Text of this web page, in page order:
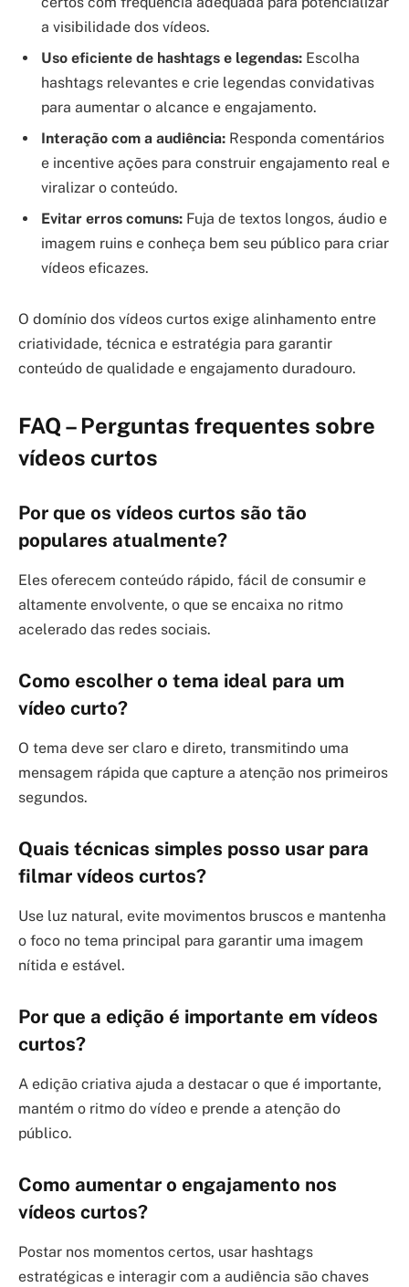
a visibilidade dos vídeos.
Uso eficiente de hashtags e legendas: Escolha
hashtags relevantes e crie legendas convidativas
para aumentar o alcance e engajamento.
Interação com a audiência: Responda comentários
e incentive ações para construir engajamento real e
viralizar o conteúdo.
Evitar erros comuns: Fuja de textos longos, áudio e
imagem ruins e conheça bem seu público para criar
vídeos eficazes.
O domínio dos vídeos curtos exige alinhamento entre
criatividade, técnica e estratégia para garantir
conteúdo de qualidade e engajamento duradouro.
FAQ – Perguntas frequentes sobre
vídeos curtos
Por que os vídeos curtos são tão
populares atualmente?
Eles oferecem conteúdo rápido, fácil de consumir e
altamente envolvente, o que se encaixa no ritmo
acelerado das redes sociais.
Como escolher o tema ideal para um
vídeo curto?
O tema deve ser claro e direto, transmitindo uma
mensagem rápida que capture a atenção nos primeiros
segundos.
Quais técnicas simples posso usar para
filmar vídeos curtos?
Use luz natural, evite movimentos bruscos e mantenha
o foco no tema principal para garantir uma imagem
nítida e estável.
Por que a edição é importante em vídeos
curtos?
A edição criativa ajuda a destacar o que é importante,
mantém o ritmo do vídeo e prende a atenção do
público.
Como aumentar o engajamento nos
vídeos curtos?
Postar nos momentos certos, usar hashtags
estratégicas e interagir com a audiência são chaves